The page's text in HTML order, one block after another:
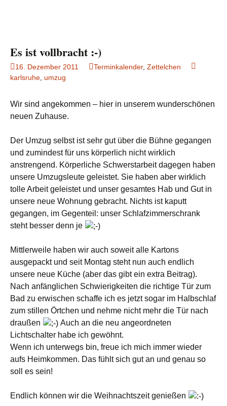
Es ist vollbracht :-)
16. Dezember 2011 Terminkalender, Zettelchen
karlsruhe umzug
Wir sind angekommen – hier in unserem wunderschönen
neuen Zuhause.
Der Umzug selbst ist sehr gut über die Bühne gegangen
und zumindest für uns körperlich nicht wirklich
anstrengend. Körperliche Schwerstarbeit dagegen haben
unsere Umzugsleute geleistet. Sie haben aber wirklich
tolle Arbeit geleistet und unser gesamtes Hab und Gut in
unsere neue Wohnung gebracht. Nichts ist kaputt
gegangen, im Gegenteil: unser Schlafzimmerschrank
steht besser denn je
Mittlerweile haben wir auch soweit alle Kartons
ausgepackt und seit Montag steht nun auch endlich
unsere neue Küche (aber das gibt ein extra Beitrag).
Nach anfänglichen Schwierigkeiten die richtige Tür zum
Bad zu erwischen schaffe ich es jetzt sogar im Halbschlaf
zum stillen Örtchen und nehme nicht mehr die Tür nach
draußen
Auch an die neu angeordneten
Lichtschalter habe ich gewöhnt.
Wenn ich unterwegs bin, freue ich mich immer wieder
aufs Heimkommen. Das fühlt sich gut an und genau so
soll es sein!
Endlich können wir die Weihnachtszeit genießen